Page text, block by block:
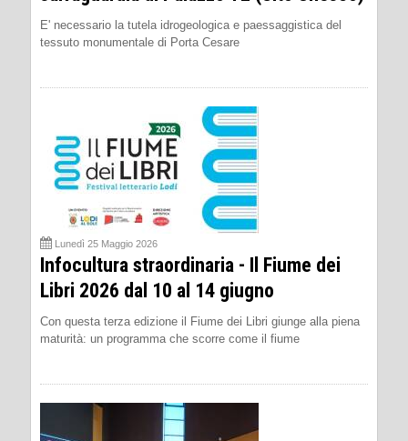
E' necessario la tutela idrogeologica e paessaggistica del
tessuto monumentale di Porta Cesare
Lunedì 25 Maggio 2026
Infocultura straordinaria - Il Fiume dei
Libri 2026 dal 10 al 14 giugno
Con questa terza edizione il Fiume dei Libri giunge alla piena
maturità: un programma che scorre come il fiume